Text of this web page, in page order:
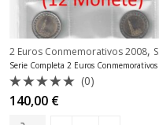
2 Euros Conmemorativos 2008, Serie Completas 2 Euros
Valorado
con
(0)
140,00 €